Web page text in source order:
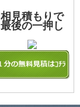
相見積もりで
最後の一押し